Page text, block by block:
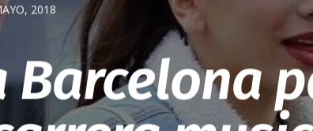
2018
Barcelona